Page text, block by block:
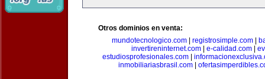
Otros dominios en venta:
mundotecnologico.com| registrosimple.com|
invertireninternet.com| e-calidad.com|
estudiosprofesionales.com|
inmobiliariasbrasil.com